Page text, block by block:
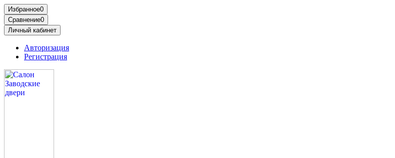
Избранное0
Сравнение0
Личный кабинет
Авторизация
Регистрация